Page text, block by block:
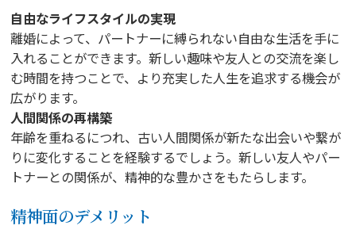
自由なライフスタイルの実現
離婚によって、パートナーに縛られない自由な生活を手に
入れることができます。新しい趣味や友人との交流を楽し
む時間を持つことで、より充実した人生を追求する機会が
広がります。
人間関係の再構築
年齢を重ねるにつれ、古い人間関係が新たな出会いや繋が
りに変化することを経験するでしょう。新しい友人やパー
トナーとの関係が、精神的な豊かさをもたらします。
精神面のデメリット